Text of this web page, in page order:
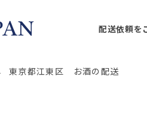
配送依頼を
東京都江東区 お酒の配送